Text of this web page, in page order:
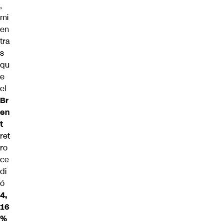
,
mi
en
tra
s
qu
e
el
Br
en
t
ret
ro
ce
di
ó
4,
16
%